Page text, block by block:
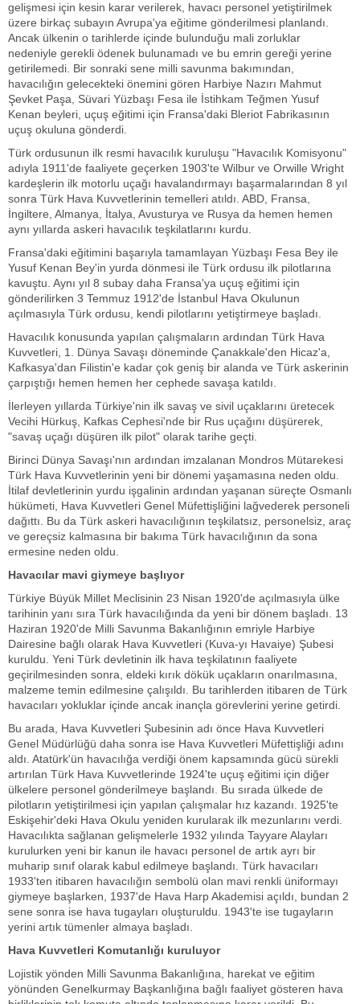
gelişmesi için kesin karar verilerek, havacı personel yetiştirilmek
üzere birkaç subayın Avrupa'ya eğitime gönderilmesi planlandı.
Ancak ülkenin o tarihlerde içinde bulunduğu mali zorluklar
nedeniyle gerekli ödenek bulunamadı ve bu emrin gereği yerine
getirilemedi. Bir sonraki sene milli savunma bakımından,
havacılığın gelecekteki önemini gören Harbiye Nazırı Mahmut
Şevket Paşa, Süvari Yüzbaşı Fesa ile İstihkam Teğmen Yusuf
Kenan beyleri, uçuş eğitimi için Fransa'daki Bleriot Fabrikasının
uçuş okuluna gönderdi.
Türk ordusunun ilk resmi havacılık kuruluşu "Havacılık Komisyonu"
adıyla 1911'de faaliyete geçerken 1903'te Wilbur ve Orwille Wright
kardeşlerin ilk motorlu uçağı havalandırmayı başarmalarından 8 yıl
sonra Türk Hava Kuvvetlerinin temelleri atıldı. ABD, Fransa,
İngiltere, Almanya, İtalya, Avusturya ve Rusya da hemen hemen
aynı yıllarda askeri havacılık teşkilatlarını kurdu.
Fransa'daki eğitimini başarıyla tamamlayan Yüzbaşı Fesa Bey ile
Yusuf Kenan Bey'in yurda dönmesi ile Türk ordusu ilk pilotlarına
kavuştu. Aynı yıl 8 subay daha Fransa'ya uçuş eğitimi için
gönderilirken 3 Temmuz 1912'de İstanbul Hava Okulunun
açılmasıyla Türk ordusu, kendi pilotlarını yetiştirmeye başladı.
Havacılık konusunda yapılan çalışmaların ardından Türk Hava
Kuvvetleri, 1. Dünya Savaşı döneminde Çanakkale'den Hicaz'a,
Kafkasya'dan Filistin'e kadar çok geniş bir alanda ve Türk askerinin
çarpıştığı hemen hemen her cephede savaşa katıldı.
İlerleyen yıllarda Türkiye'nin ilk savaş ve sivil uçaklarını üretecek
Vecihi Hürkuş, Kafkas Cephesi'nde bir Rus uçağını düşürerek,
"savaş uçağı düşüren ilk pilot" olarak tarihe geçti.
Birinci Dünya Savaşı'nın ardından imzalanan Mondros Mütarekesi
Türk Hava Kuvvetlerinin yeni bir dönemi yaşamasına neden oldu.
İtilaf devletlerinin yurdu işgalinin ardından yaşanan süreçte Osmanlı
hükümeti, Hava Kuvvetleri Genel Müfettişliğini lağvederek personeli
dağıttı. Bu da Türk askeri havacılığının teşkilatsız, personelsiz, araç
ve gereçsiz kalmasına bir bakıma Türk havacılığının da sona
ermesine neden oldu.
Havacılar mavi giymeye başlıyor
Türkiye Büyük Millet Meclisinin 23 Nisan 1920'de açılmasıyla ülke
tarihinin yanı sıra Türk havacılığında da yeni bir dönem başladı. 13
Haziran 1920'de Milli Savunma Bakanlığının emriyle Harbiye
Dairesine bağlı olarak Hava Kuvvetleri (Kuva-yı Havaiye) Şubesi
kuruldu. Yeni Türk devletinin ilk hava teşkilatının faaliyete
geçirilmesinden sonra, eldeki kırık dökük uçakların onarılmasına,
malzeme temin edilmesine çalışıldı. Bu tarihlerden itibaren de Türk
havacıları yokluklar içinde ancak inançla görevlerini yerine getirdi.
Bu arada, Hava Kuvvetleri Şubesinin adı önce Hava Kuvvetleri
Genel Müdürlüğü daha sonra ise Hava Kuvvetleri Müfettişliği adını
aldı. Atatürk'ün havacılığa verdiği önem kapsamında gücü sürekli
artırılan Türk Hava Kuvvetlerinde 1924'te uçuş eğitimi için diğer
ülkelere personel gönderilmeye başlandı. Bu sırada ülkede de
pilotların yetiştirilmesi için yapılan çalışmalar hız kazandı. 1925'te
Eskişehir'deki Hava Okulu yeniden kurularak ilk mezunlarını verdi.
Havacılıkta sağlanan gelişmelerle 1932 yılında Tayyare Alayları
kurulurken yeni bir kanun ile havacı personel de artık ayrı bir
muharip sınıf olarak kabul edilmeye başlandı. Türk havacıları
1933'ten itibaren havacılığın sembolü olan mavi renkli üniformayı
giymeye başlarken, 1937'de Hava Harp Akademisi açıldı, bundan 2
sene sonra ise hava tugayları oluşturuldu. 1943'te ise tugayların
yerini artık tümenler almaya başladı.
Hava Kuvvetleri Komutanlığı kuruluyor
Lojistik yönden Milli Savunma Bakanlığına, harekat ve eğitim
yönünden Genelkurmay Başkanlığına bağlı faaliyet gösteren hava